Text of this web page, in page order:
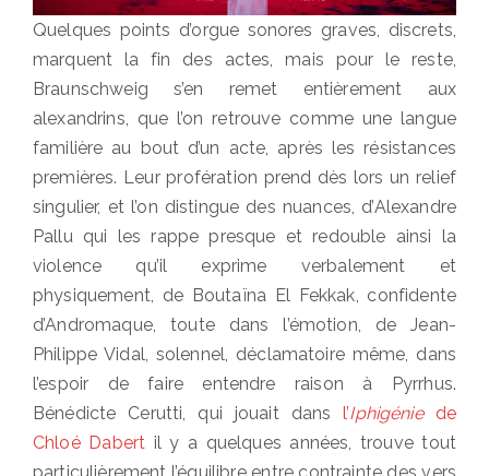
Quelques points d’orgue sonores graves, discrets,
marquent la fin des actes, mais pour le reste,
Braunschweig s’en remet entièrement aux
alexandrins, que l’on retrouve comme une langue
familière au bout d’un acte, après les résistances
premières. Leur profération prend dès lors un relief
singulier, et l’on distingue des nuances, d’Alexandre
Pallu qui les rappe presque et redouble ainsi la
violence qu’il exprime verbalement et
physiquement, de Boutaïna El Fekkak, confidente
d’Andromaque, toute dans l’émotion, de Jean-
Philippe Vidal, solennel, déclamatoire même, dans
l’espoir de faire entendre raison à Pyrrhus.
Bénédicte Cerutti, qui jouait dansl’Iphigéniede
Chloé Dabert il y a quelques années, trouve tout